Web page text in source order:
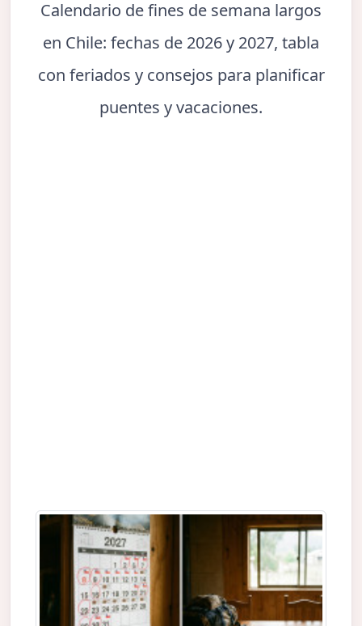
Calendario de fines de semana largos
en Chile: fechas de 2026 y 2027, tabla
con feriados y consejos para planificar
puentes y vacaciones.